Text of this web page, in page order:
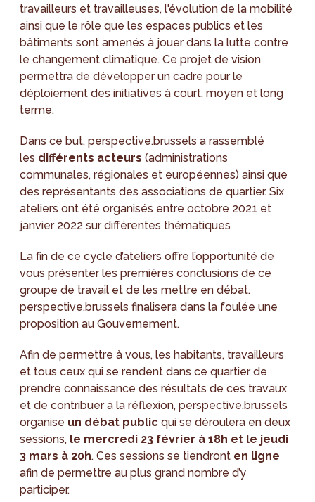
travailleurs et travailleuses, l'évolution de la mobilité
ainsi que le rôle que les espaces publics et les
bâtiments sont amenés à jouer dans la lutte contre
le changement climatique. Ce projet de vision
permettra de développer un cadre pour le
déploiement des initiatives à court, moyen et long
terme.
Dans ce but, perspective.brussels a rassemblé
les différents acteurs (administrations
communales, régionales et européennes) ainsi que
des représentants des associations de quartier. Six
ateliers ont été organisés entre octobre 2021 et
janvier 2022 sur différentes thématiques
La fin de ce cycle d’ateliers offre l’opportunité de
vous présenter les premières conclusions de ce
groupe de travail et de les mettre en débat.
perspective.brussels finalisera dans la foulée une
proposition au Gouvernement.
Afin de permettre à vous, les habitants, travailleurs
et tous ceux qui se rendent dans ce quartier de
prendre connaissance des résultats de ces travaux
et de contribuer à la réflexion, perspective.brussels
organise un débat public qui se déroulera en deux
sessions, le mercredi 23 février à 18h et le jeudi
3 mars à 20h. Ces sessions se tiendront en ligne
afin de permettre au plus grand nombre d’y
participer.